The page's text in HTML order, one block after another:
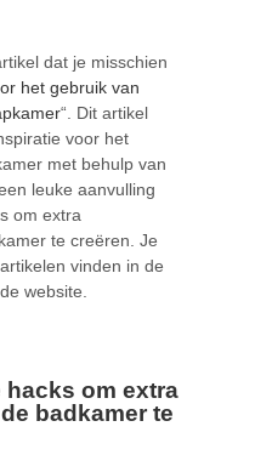
dat je misschien
het gebruik van
“. Dit artikel
voor het
met behulp van
leuke aanvulling
om extra
te creëren. Je
vinden in de
website.
hacks om extra
badkamer te